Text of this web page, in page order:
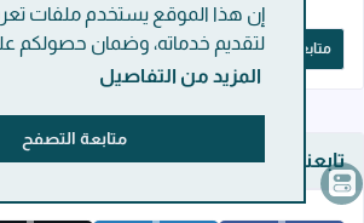
إن هذا الموقع يستخدم ملفات
لتقديم خدماته، وضمان حصولكم
المزيد من التفاصيل
متابعة التصفح
التجار…
متابعة القراءة
تابعنا على